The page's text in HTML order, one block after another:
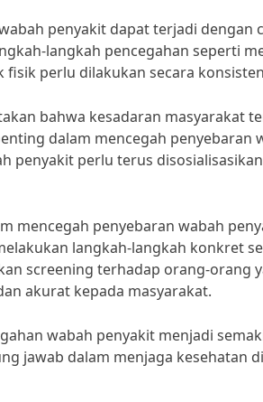
penyakit dapat terjadi dengan
langkah pencegahan seperti
fisik perlu dilakukan secara
bahwa kesadaran masyarakat
dalam mencegah penyebaran
penyakit perlu terus
mencegah penyebaran wabah
langkah-langkah konkret
screening terhadap orang-orang
akurat kepada masyarakat.
wabah penyakit menjadi
jawab dalam menjaga kesehatan